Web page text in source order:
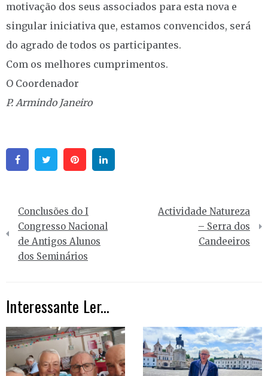
motivação dos seus associados para esta nova e
singular iniciativa que, estamos convencidos, será
do agrado de todos os participantes.
Com os melhores cumprimentos.
O Coordenador
P. Armindo Janeiro
FacebookTwitter Pinterest
Navegação
de
artigos
Conclusões do I
Congresso Nacional
de Antigos Alunos
dos Seminários
Actividade Natureza
– Serra dos
Candeeiros
Interessante Ler...